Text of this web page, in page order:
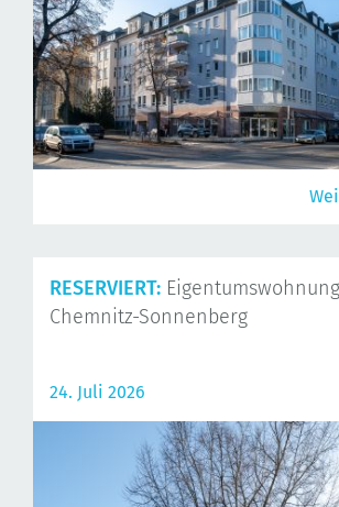
RESERVIERT:
Chemnitz-Sonnenberg
24. Juli 2026